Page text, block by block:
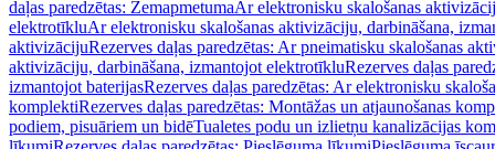
daļas paredzētas: ZemapmetumaAr elektronisku skalošanas
elektrotīkluAr elektronisku skalošanas aktivizāciju, darbināšana,
aktivizācijuRezerves daļas paredzētas: Ar pneimatisku skalošanas
aktivizāciju, darbināšana, izmantojot elektrotīkluRezerves daļas
izmantojot baterijasRezerves daļas paredzētas: Ar elektronisku
komplektiRezerves daļas paredzētas: Montāžas un atjaunošanas
podiem, pisuāriem un bidēTualetes podu un izlietņu kanalizācijas